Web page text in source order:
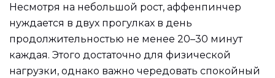
Несмотря на небольшой рост, аффенпинчер
нуждается в двух прогулках в день
продолжительностью не менее 20–30 минут
каждая. Этого достаточно для физической
нагрузки, однако важно чередовать спокойный